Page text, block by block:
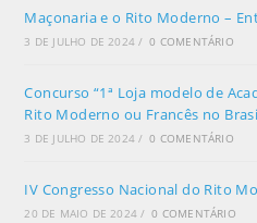
Maçonaria e o Rito Moderno –
3 DE JULHO DE 2024 / 0 COMENTÁRIO
Concurso “1ª Loja modelo de
Rito Moderno ou Francês no
3 DE JULHO DE 2024 / 0 COMENTÁRIO
IV Congresso Nacional do Rito
20 DE MAIO DE 2024 / 0 COMENTÁRIO